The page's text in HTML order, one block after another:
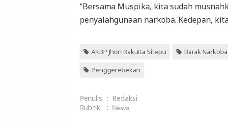
“Bersama Muspika, kita sudah
penyalahgunaan narkoba. Kedepan,
AKBP Jhon Rakutta Sitepu Barak Narkoba
Penggerebekan
Penulis : Redaksi
Rubrik
: News